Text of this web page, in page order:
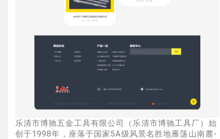
乐清市博驰五金工具有限公司（乐清市博驰工具厂）始
创于1998年，座落于国家5A级风景名胜地雁荡山南麓-
企业网站建设 ·
GEO生成式引擎优化 外贸独立站建设
英文及多语言网站建设 · 微信小程序开发